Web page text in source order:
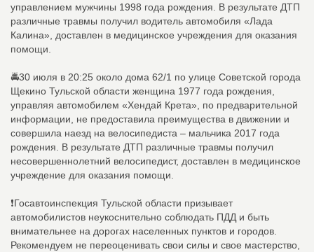
управлением мужчины 1998 года рождения. В результате ДТП
различные травмы получил водитель автомобиля «Лада
Калина», доставлен в медицинское учреждения для оказания
помощи.
🚔30 июля в 20:25 около дома 62/1 по улице Советской города
Щекино Тульской области женщина 1977 года рождения,
управляя автомобилем «Хендай Крета», по предварительной
информации, не предоставила преимущества в движении и
совершила наезд на велосипедиста – мальчика 2017 года
рождения. В результате ДТП различные травмы получил
несовершеннолетний велосипедист, доставлен в медицинское
учреждение для оказания помощи.
❗Госавтоинспекция Тульской области призывает
автомобилистов неукоснительно соблюдать ПДД и быть
внимательнее на дорогах населенных пунктов и городов.
Рекомендуем не переоценивать свои силы и свое мастерство,